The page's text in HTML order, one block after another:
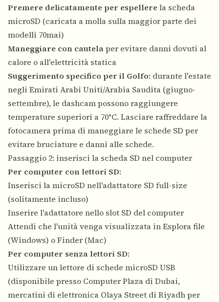
Premere delicatamente per espellere la scheda
microSD (caricata a molla sulla maggior parte dei
modelli 70mai)
Maneggiare con cautelaper evitare danni dovuti al
calore o all'elettricità statica
Suggerimento specifico per il Golfo: durante l'estate
negli Emirati Arabi Uniti/Arabia Saudita (giugno-
settembre), le dashcam possono raggiungere
temperature superiori a 70°C. Lasciare raffreddare la
fotocamera prima di maneggiare le schede SD per
evitare bruciature e danni alle schede.
Passaggio 2: inserisci la scheda SD nel computer
Per computer con lettori SD:
Inserisci la microSD nell'adattatore SD full-size
(solitamente incluso)
Inserire l'adattatore nello slot SD del computer
Attendi che l'unità venga visualizzata in Esplora file
(Windows) o Finder (Mac)
Per computer senza lettori SD:
Utilizzare un lettore di schede microSD USB
(disponibile presso Computer Plaza di Dubai,
mercatini di elettronica Olaya Street di Riyadh per